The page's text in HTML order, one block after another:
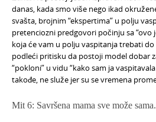
danas, kada smo više nego ikad
svašta, brojnim “ekspertima” u polju
pretenciozni predgovori počinju sa “ovo
koja će vam u polju vaspitanja trebati
podleći pritisku da postoji model dobar
“pokloni” u vidu “kako sam ja
takođe, ne služe jer su se vremena
Mit 6: Savršena mama sve može sama.